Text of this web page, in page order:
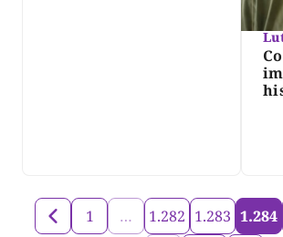
1 … 1.282 1.283 1.284